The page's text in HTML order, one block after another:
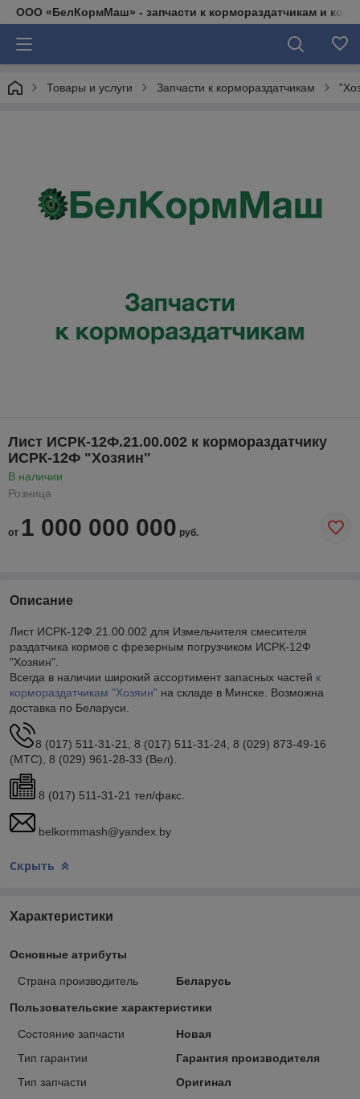
ООО «БелКормМаш» - запчасти к кормораздатчикам и
Товары и услуги Запчасти к кормораздатчикам
Лист ИСРК-12Ф.21.00.002 к кормораздатчику
ИСРК-12Ф "Хозяин"
В наличии
Розница
от 1 000 000 000 руб.
Описание
Лист ИСРК-12Ф.21.00.002 для Измельчителя смесителя
раздатчика кормов с фрезерным погрузчиком ИСРК-12Ф
"Хозяин".
Всегда в наличии широкий ассортимент запасных частей к
кормораздатчикам "Хозяин" на складе в Минске. Возможна
доставка по Беларуси.
8 (017) 511-31-21, 8 (017) 511-31-24, 8 (029) 873-49-16
(МТС), 8 (029) 961-28-33 (Вел).
8 (017) 511-31-21 тел/факс.
belkormmash@yandex.by
Скрыть
Характеристики
Основные атрибуты
Страна производитель Беларусь
Пользовательские характеристики
Состояние запчасти
Новая
Тип гарантии
Гарантия производителя
Тип запчасти
Оригинал